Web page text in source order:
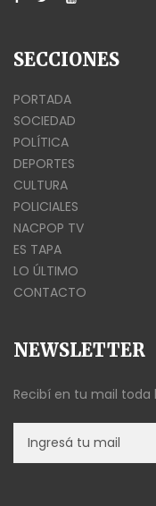
SECCIONES
PORTADA
SOCIEDAD
POLÍTICA
DEPORTES
CULTURA
POLICIALES
NACPOP TV
ES TAPA
LO ÚLTIMO
CONTACTO
NEWSLETTER
Recibí en tu mail toda